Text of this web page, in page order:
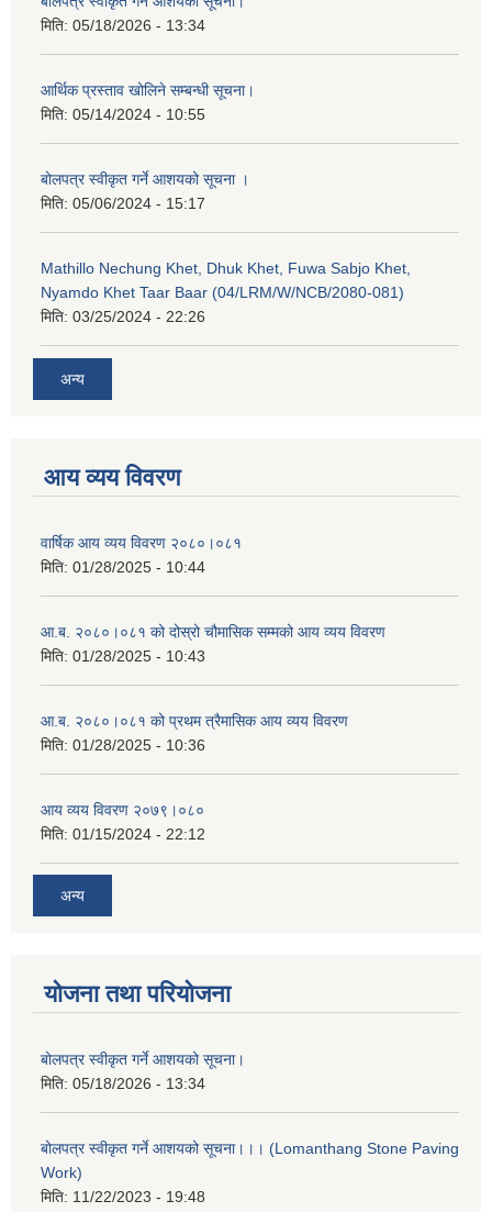
मिति: 05/18/2026 - 13:34
आर्थिक प्रस्ताव खोलिने सम्बन्धी सूचना।
मिति: 05/14/2024 - 10:55
बोलपत्र स्वीकृत गर्ने आशयको सूचना ।
मिति: 05/06/2024 - 15:17
Mathillo Nechung Khet, Dhuk Khet, Fuwa Sabjo Khet,
Nyamdo Khet Taar Baar (04/LRM/W/NCB/2080-081)
मिति: 03/25/2024 - 22:26
अन्य
आय व्यय विवरण
वार्षिक आय व्यय विवरण २०८०।०८१
मिति: 01/28/2025 - 10:44
आ.ब. २०८०।०८१ को दोस्रो चौमासिक सम्मको आय व्यय विवरण
मिति: 01/28/2025 - 10:43
आ.ब. २०८०।०८१ को प्रथम त्रैमासिक आय व्यय विवरण
मिति: 01/28/2025 - 10:36
आय व्यय विवरण २०७९।०८०
मिति: 01/15/2024 - 22:12
अन्य
योजना तथा परियोजना
बोलपत्र स्वीकृत गर्ने आशयको सूचना।
मिति: 05/18/2026 - 13:34
बोलपत्र स्वीकृत गर्ने आशयको सूचना।।। (Lomanthang Stone Paving
Work)
मिति: 11/22/2023 - 19:48